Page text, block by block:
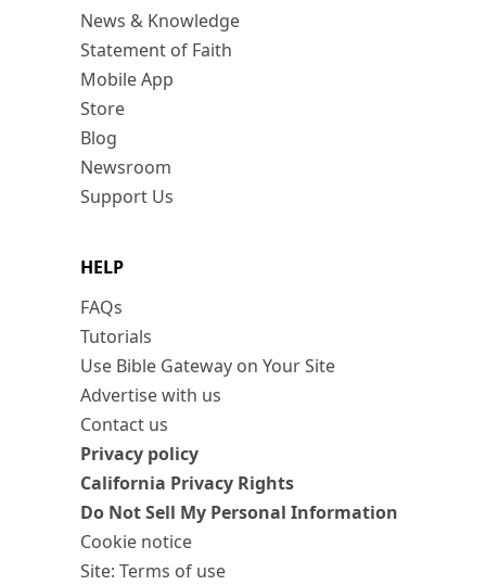
News & Knowledge
Statement of Faith
Mobile App
Store
Blog
Newsroom
Support Us
HELP
FAQs
Tutorials
Use Bible Gateway on Your Site
Advertise with us
Contact us
Privacy policy
California Privacy Rights
Do Not Sell My Personal Information
Cookie notice
Site: Terms of use